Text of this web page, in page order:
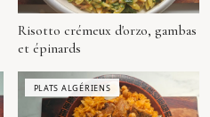
Risotto crémeux d'orzo, gambas
et épinards
PLATS ALGÉRIENS